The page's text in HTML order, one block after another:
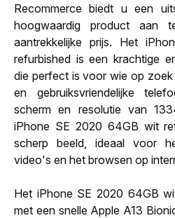
Recommerce biedt u een
hoogwaardig product aan
aantrekkelijke prijs. Het
refurbished is een krachtige
die perfect is voor wie op
en gebruiksvriendelijke
scherm en resolutie van
iPhone SE 2020 64GB wit
scherp beeld, ideaal voor
video's en het browsen op
Het iPhone SE 2020 64GB
met een snelle Apple A13